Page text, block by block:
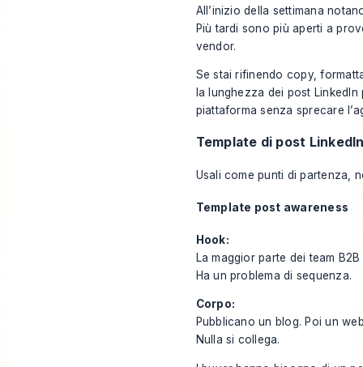
All’inizio della settimana
Più tardi sono più aperti a
vendor.
Se stai rifinendo copy,
la lunghezza dei post LinkedIn
piattaforma senza sprecare
Template di post
Usali come punti di partenza,
Template post awareness
Hook:
La maggior parte dei team
Ha un problema di sequenza.
Corpo:
Pubblicano un blog. Poi un
Nulla si collega.